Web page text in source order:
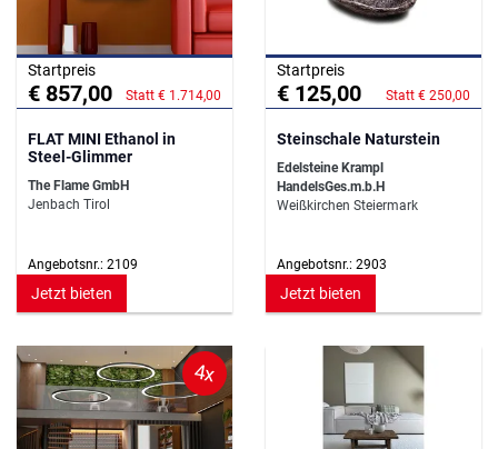
Startpreis
€ 857,00 Statt € 1.714,00
FLAT MINI Ethanol in
Steel-Glimmer
The Flame GmbH
Jenbach Tirol
Angebotsnr.: 2109
Jetzt bieten
Startpreis
€ 125,00 Statt € 250,00
Steinschale Naturstein
Edelsteine Krampl
HandelsGes.m.b.H
Weißkirchen Steiermark
Angebotsnr.: 2903
Jetzt bieten
4x